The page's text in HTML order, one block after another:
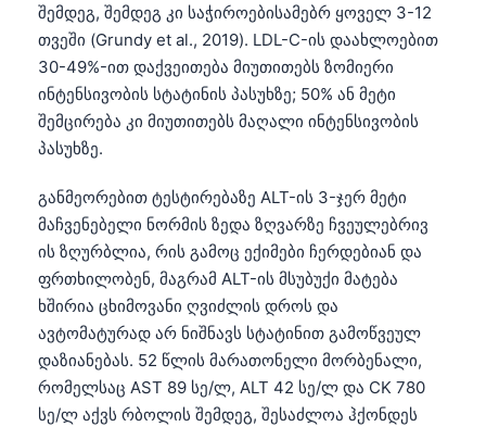
შემდეგ, შემდეგ კი საჭიროებისამებრ ყოველ 3-12
თვეში (Grundy et al., 2019). LDL-C-ის დაახლოებით
30-49%-ით დაქვეითება მიუთითებს ზომიერი
ინტენსივობის სტატინის პასუხზე; 50% ან მეტი
შემცირება კი მიუთითებს მაღალი ინტენსივობის
პასუხზე.
განმეორებით ტესტირებაზე ALT-ის 3-ჯერ მეტი
მაჩვენებელი ნორმის ზედა ზღვარზე ჩვეულებრივ
ის ზღურბლია, რის გამოც ექიმები ჩერდებიან და
ფრთხილობენ, მაგრამ ALT-ის მსუბუქი მატება
ხშირია ცხიმოვანი ღვიძლის დროს და
ავტომატურად არ ნიშნავს სტატინით გამოწვეულ
დაზიანებას. 52 წლის მარათონელი მორბენალი,
რომელსაც AST 89 სე/ლ, ALT 42 სე/ლ და CK 780
სე/ლ აქვს რბოლის შემდეგ, შესაძლოა ჰქონდეს
كوردی‎
پښتو
سنڌي
සිංහල
অসমীয়া
Galego
Latviešu valoda
Euskara
Gàidhlig
Occitan
العربية المغربية